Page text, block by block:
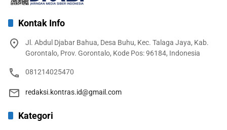
Kontak Info
Jl. Abdul Djabar Bahua, Desa Buhu, Kec. Talaga Jaya, Kab.
Gorontalo, Prov. Gorontalo, Kode Pos: 96184, Indonesia
081214025470
redaksi.kontras.id@gmail.com
Kategori